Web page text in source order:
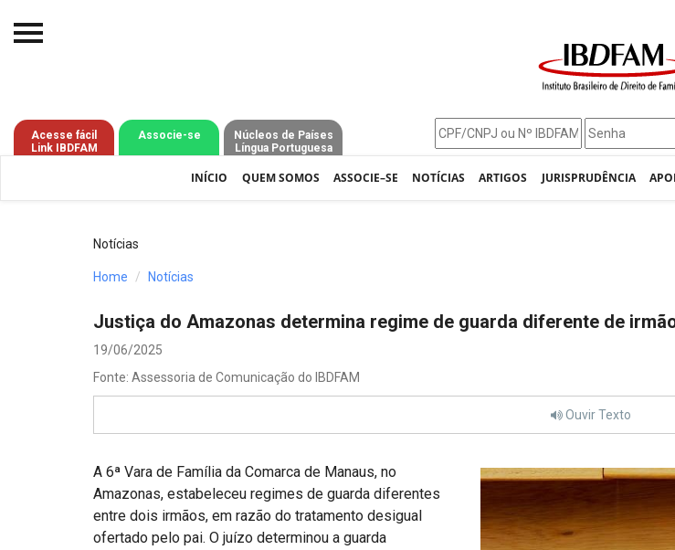
Acesse fácil
Link IBDFAM
Associe-se
Núcleos de Países
Língua Portuguesa
INÍCIO QUEM SOMOS ASSOCIE–SE NOTÍCIAS ARTIGOS JURISPRUDÊNCIA
O IBDFAM
Notícias
Jurisprudência
Processos - IBDFAM
Alienação Parental
Notícias
Home Notícias
Justiça do Amazonas determina regime de guarda diferente de
19/06/2025
Fonte: Assessoria de Comunicação do IBDFAM
Ouvir Texto
A 6ª Vara de Família da Comarca de Manaus, no
Amazonas, estabeleceu regimes de guarda diferentes
entre dois irmãos, em razão do tratamento desigual
ofertado pelo pai. O juízo determinou a guarda